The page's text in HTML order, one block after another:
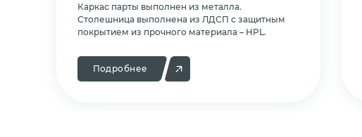
Каркас парты выполнен из металла.
Cтолешница выполнена из ЛДСП с защитным
покрытием из прочного материала – HPL.
Подробнее